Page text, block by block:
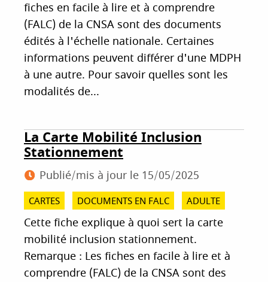
fiches en facile à lire et à comprendre
(FALC) de la CNSA sont des documents
édités à l'échelle nationale. Certaines
informations peuvent différer d'une MDPH
à une autre. Pour savoir quelles sont les
modalités de...
La Carte Mobilité Inclusion
Stationnement
Publié/mis à jour le 15/05/2025
CARTES DOCUMENTS EN FALC ADULTE
Cette fiche explique à quoi sert la carte
mobilité inclusion stationnement.
Remarque : Les fiches en facile à lire et à
comprendre (FALC) de la CNSA sont des